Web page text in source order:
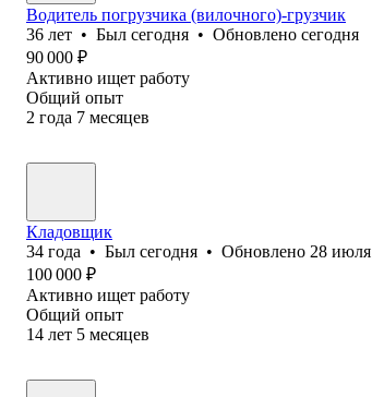
Водитель погрузчика (вилочного)-грузчик
36 лет • Был сегодня • Обновлено сегодня
90 000 ₽
Активно ищет работу
Общий опыт
2 года 7 месяцев
Кладовщик
34 года • Был сегодня • Обновлено 28 июля
100 000 ₽
Активно ищет работу
Общий опыт
14 лет 5 месяцев